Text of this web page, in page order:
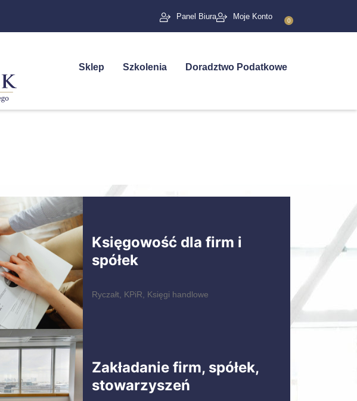
Panel Biura Moje Konto 0
Sklep Szkolenia Doradztwo Podatkowe
Księgowość dla firm i
spółek
Ryczałt, KPiR, Księgi handlowe
Zakładanie firm, spółek,
stowarzyszeń